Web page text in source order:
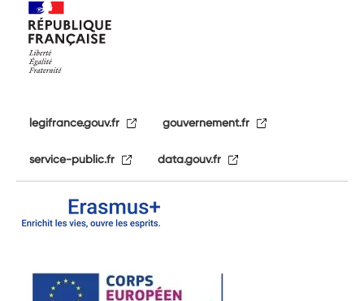
legifrance.gouv.fr gouvernement.fr
service-public.fr data.gouv.fr